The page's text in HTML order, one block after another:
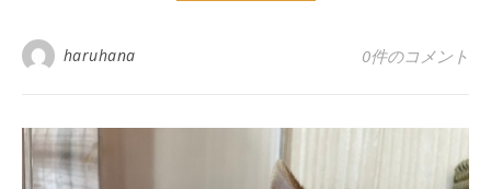
haruhana 0件のコメント